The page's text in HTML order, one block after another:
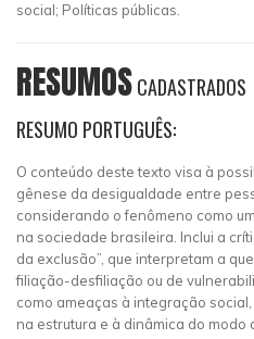
social; Políticas públicas.
RESUMOSCADASTRADOS
RESUMO PORTUGUÊS:
O conteúdo deste texto visa à
gênese da desigualdade entre
considerando o fenômeno como
na sociedade brasileira. Inclui a
da exclusão”, que interpretam a
filiação-desfiliação ou de
como ameaças à integração
na estrutura e à dinâmica do modo